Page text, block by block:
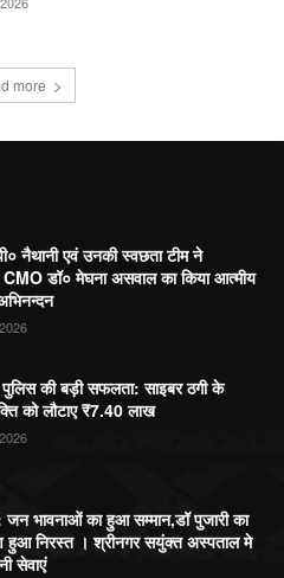
more
नैथानी एवं उनकी स्वछता टीम ने
डॉ० मेघना असवाल का किया आत्मीय
पुलिस की बड़ी सफलता: साइबर ठगी के
को लौटाए ₹7.40 लाख
भावनाओं का हुआ सम्मान,डॉ पुजारी का
हुआ निरस्त । श्रीनगर सयुंक्त अस्पताल मे
सेवाएं